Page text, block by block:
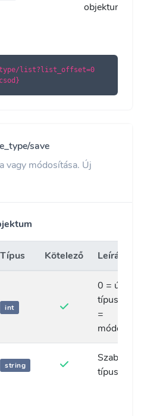
objektuma
list?list_offset=0
save
vagy módosítása. Új
Típus Kötelező Leírás
int
0 = új
típus, >0
=
módosítás
string
Szabály
típus neve